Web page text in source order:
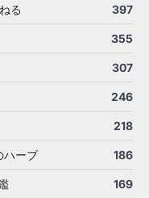
る 397
355
307
246
218
ハーブ 186
169